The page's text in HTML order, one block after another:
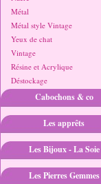
Métal
Métal style Vintage
Yeux de chat
Vintage
Résine et Acrylique
Déstockage
Cabochons & co
Les apprêts
Les Bijoux - La Soie
Les Pierres Gemmes